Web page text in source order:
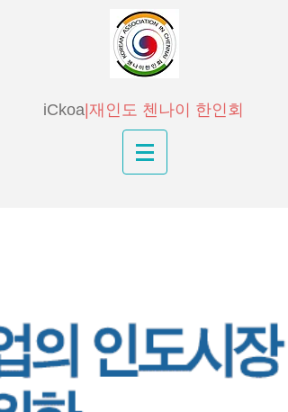
iCkoa |재인도 첸나이 한인회